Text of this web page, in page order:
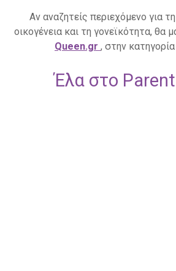
Αν αναζητείς περιεχόμενο για
οικογένεια και τη γονεϊκότητα, θα
Queen.gr , στην
Έλα στο